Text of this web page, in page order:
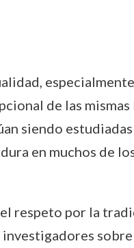
de las
siendo
en muchos de
respeto por la